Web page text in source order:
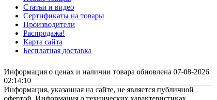
Статьи и видео
Сертификаты на товары
Производители
Распродажа!
Карта сайта
Бесплатная доставка
Информация о ценах и наличии товара обновлена 07-08-2026
02:14:10
Информация, указанная на сайте, не является публичной